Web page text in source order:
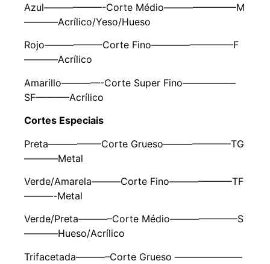
Azul——————-Corte Médio———————–M
———–Acrílico/Yeso/Hueso
Rojo——————Corte Fino————————–F
———–Acrílico
Amarillo————-Corte Super Fino—————–
SF———–Acrílico
Cortes Especiais
Preta—————–Corte Grueso———————TG
———–Metal
Verde/Amarela———Corte Fino——————–TF
———-Metal
Verde/Preta———–Corte Médio———————S
———–Hueso/Acrílico
Trifacetada———–Corte Grueso ———————